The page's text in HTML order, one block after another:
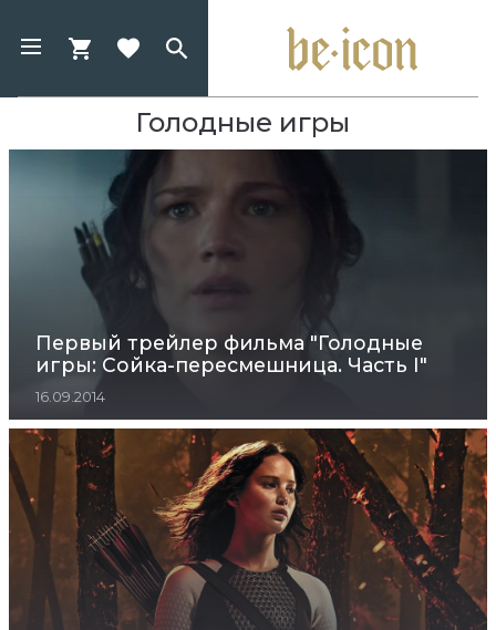
Голодные игры
Первый трейлер фильма "Голодные
игры: Сойка-пересмешница. Часть I"
16.09.2014